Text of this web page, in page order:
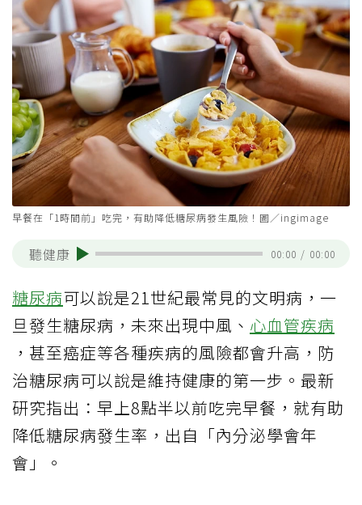
早餐在「1時間前」吃完，有助降低糖尿病發生風險！圖／ingimage
聽健康 00:00 / 00:00
糖尿病可以說是21世紀最常見的文明病，一
旦發生糖尿病，未來出現中風、 心血管疾病
，甚至癌症等各種疾病的風險都會升高，防
治糖尿病可以說是維持健康的第一步。最新
研究指出：早上8點半以前吃完早餐，就有助
降低糖尿病發生率，出自「內分泌學會年
會」。